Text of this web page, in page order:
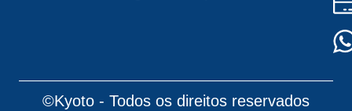
©Kyoto - Todos os direitos reservados